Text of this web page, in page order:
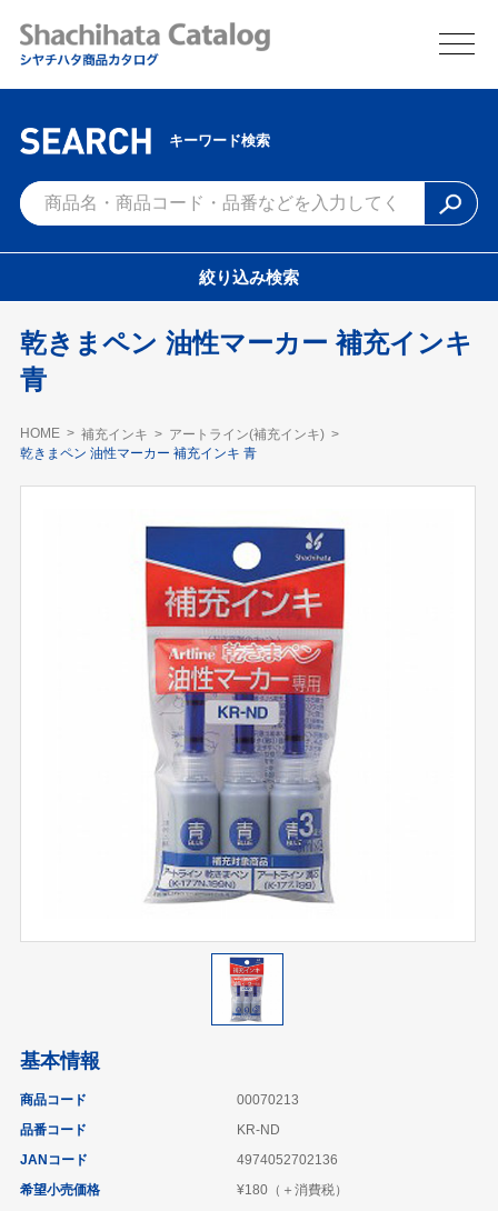
キーワード検索
絞り込み検索
乾きまペン 油性マーカー 補充インキ
青
HOME 補充インキ
アートライン(補充インキ)
乾きまペン 油性マーカー 補充インキ 青
基本情報
商品コード
00070213
品番コード
KR-ND
JANコード
4974052702136
希望小売価格
¥180（＋消費税）